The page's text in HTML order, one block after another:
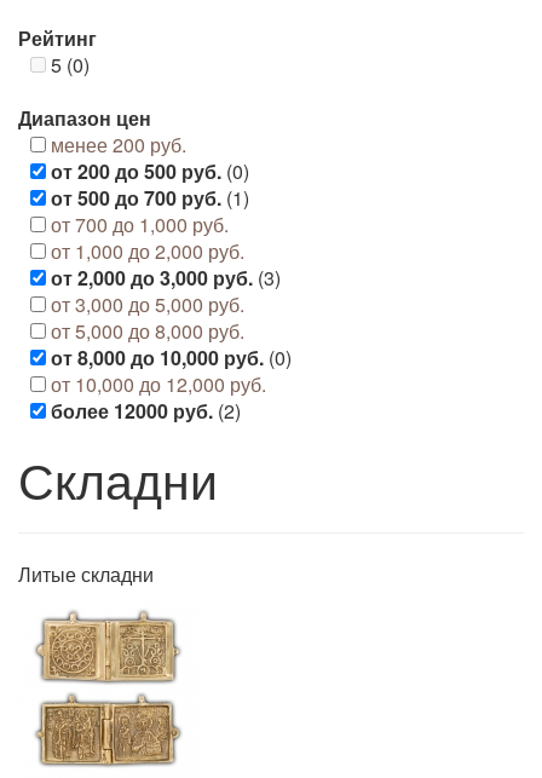
Рейтинг
5 (0)
Диапазон цен
менее 200 руб.
от 200 до 500 руб. (0)
от 500 до 700 руб. (1)
от 700 до 1,000 руб.
от 1,000 до 2,000 руб.
от 2,000 до 3,000 руб. (3)
от 3,000 до 5,000 руб.
от 5,000 до 8,000 руб.
от 8,000 до 10,000 руб. (0)
от 10,000 до 12,000 руб.
более 12000 руб. (2)
Складни
Литые складни